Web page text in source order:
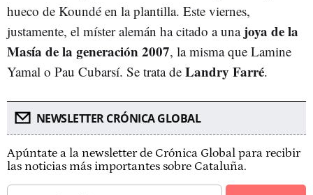
hueco de Koundé en la plantilla. Este viernes,
justamente, el míster alemán ha citado a una joya de la
Masía de la generación 2007, la misma que Lamine
Yamal o Pau Cubarsí. Se trata de Landry Farré.
NEWSLETTER CRÓNICA GLOBAL
Apúntate a la newsletter de Crónica Global para recibir
las noticias más importantes sobre Cataluña.